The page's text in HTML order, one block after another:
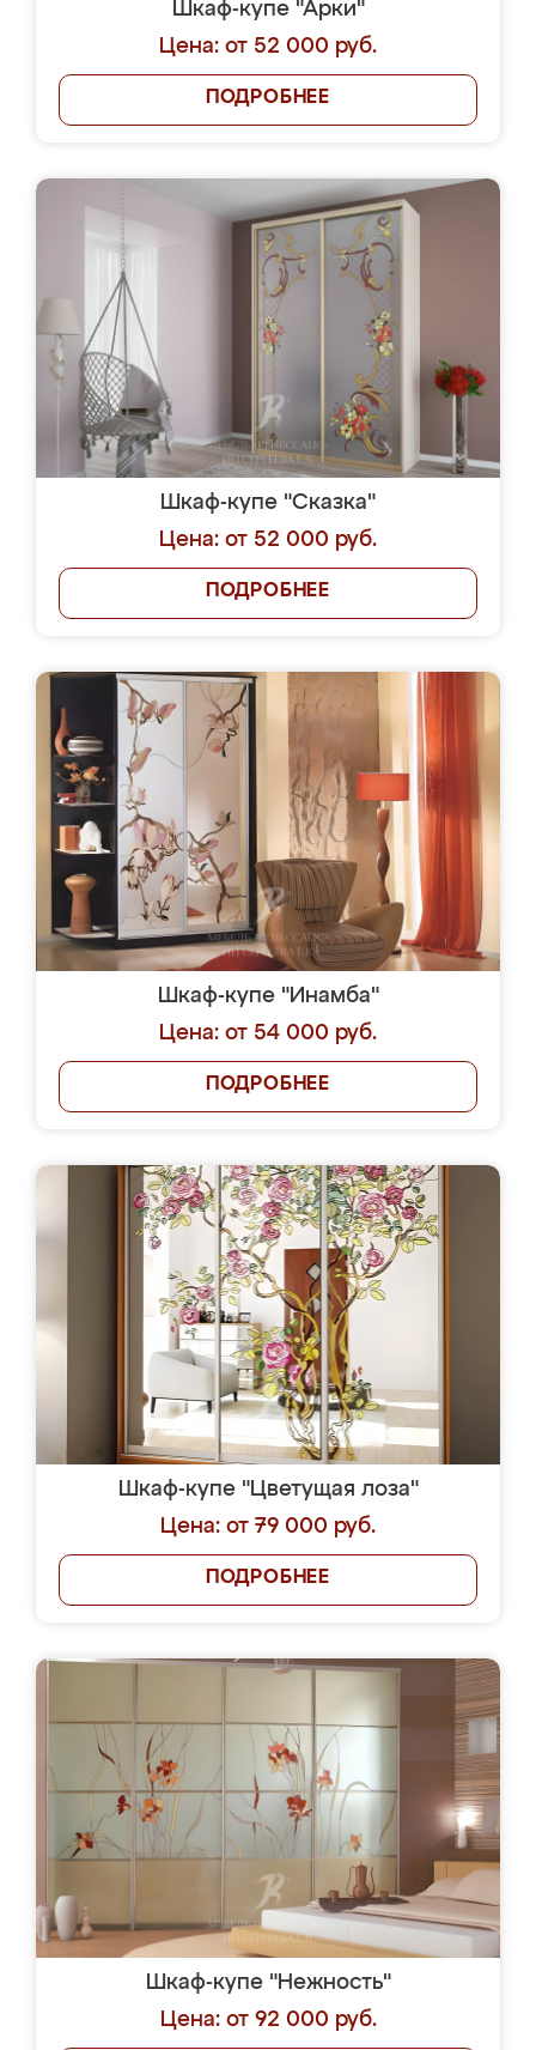
Шкаф-купе "Арки"
Цена: от 52 000 руб.
ПОДРОБНЕЕ
Шкаф-купе "Сказка"
Цена: от 52 000 руб.
ПОДРОБНЕЕ
Шкаф-купе "Инамба"
Цена: от 54 000 руб.
ПОДРОБНЕЕ
Шкаф-купе "Цветущая лоза"
Цена: от 79 000 руб.
ПОДРОБНЕЕ
Шкаф-купе "Нежность"
Цена: от 92 000 руб.